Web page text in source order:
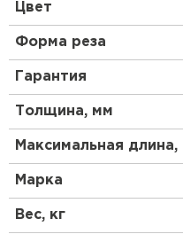
материал для
Цвет
Форма реза
Гарантия
Толщина, мм
Максимальная длина,
Марка
Вес, кг